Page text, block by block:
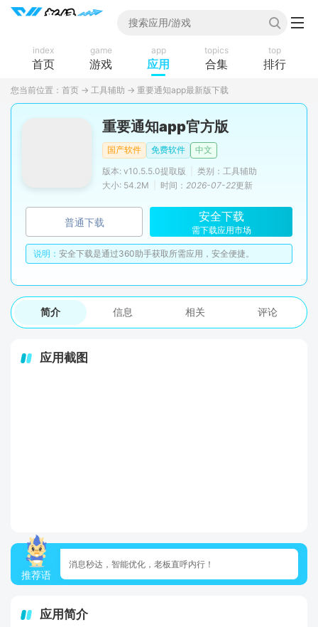
index
首页
game
游戏
app
应用
topics
合集
top
排行
您当前位置： 首页 → 工具辅助 → 重要通知app最新版下载
重要通知app官方版
国产软件 免费软件
中文
版本: v10.5.5.0提取版
类别：工具辅助
大小: 54.2M
时间： 2026-07-22更新
普通下载 安全下载
需下载应用市场
说明： 安全下载是通过360助手获取所需应用，安全便捷。
简介 信息 相关 评论
应用截图
推荐语
消息秒达，智能优化，老板直呼内行！
应用简介